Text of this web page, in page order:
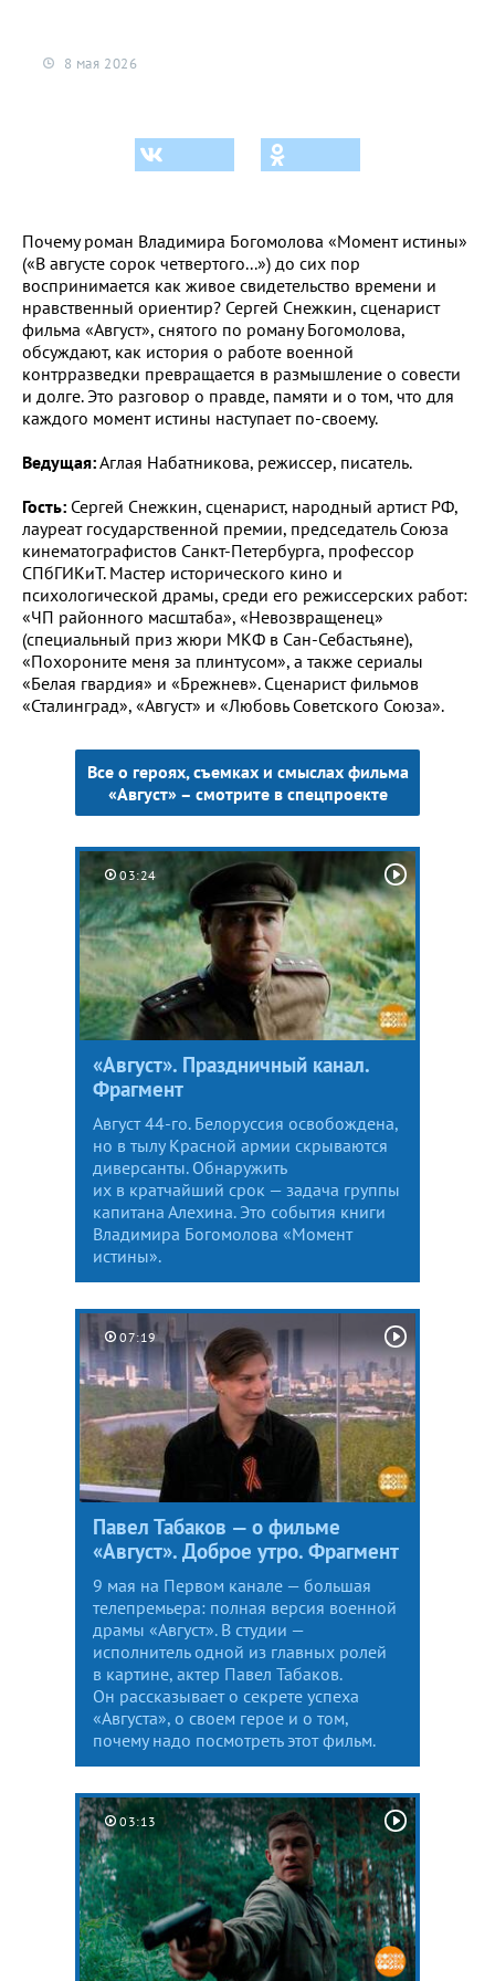
8 мая 2026
Почему роман Владимира Богомолова «Момент истины»
(«В августе сорок четвертого...») до сих пор
воспринимается как живое свидетельство времени и
нравственный ориентир? Сергей Снежкин, сценарист
фильма «Август», снятого по роману Богомолова,
обсуждают, как история о работе военной
контрразведки превращается в размышление о совести
и долге.Это разговор о правде, памяти и о том, что для
каждого момент истины наступает по-своему.
Ведущая:Аглая Набатникова, режиссер, писатель.
Гость: Сергей Снежкин, сценарист, народный артист РФ,
лауреат государственной премии, председатель Союза
кинематографистов Санкт-Петербурга, профессор
СПбГИКиТ. Мастер исторического кино и
психологической драмы, среди его режиссерских работ:
«ЧП районного масштаба», «Невозвращенец»
(специальный приз жюри МКФ в Сан-Себастьяне),
«Похороните меня за плинтусом», а также сериалы
«Белая гвардия» и «Брежнев». Сценарист фильмов
«Сталинград», «Август» и «Любовь Советского Союза».
Все о героях, съемках и смыслах фильма
«Август» – смотрите в спецпроекте
03:24
«Август». Праздничный канал.
Фрагмент
Август 44-го. Белоруссия освобождена,
но в тылу Красной армии скрываются
диверсанты. Обнаружить
их в кратчайший срок — задача группы
капитана Алехина. Это события книги
Владимира Богомолова «Момент
истины».
07:19
Павел Табаков — о фильме
«Август». Доброе утро. Фрагмент
9 мая на Первом канале — большая
телепремьера: полная версия военной
драмы «Август». В студии —
исполнитель одной из главных ролей
в картине, актер Павел Табаков.
Он рассказывает о секрете успеха
«Августа», о своем герое и о том,
почему надо посмотреть этот фильм.
03:13